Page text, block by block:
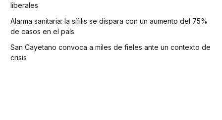
liberales
Alarma sanitaria: la sífilis se dispara con un aumento del 75%
de casos en el país
San Cayetano convoca a miles de fieles ante un contexto de
crisis